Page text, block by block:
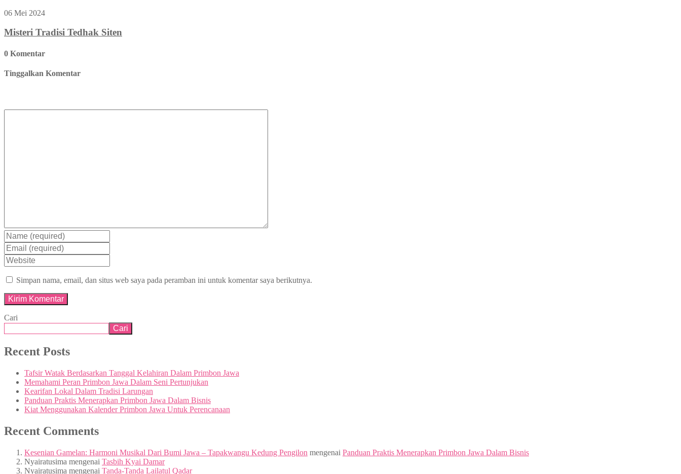
06 Mei 2024
Misteri Tradisi Tedhak Siten
0 Komentar
Tinggalkan Komentar
Simpan nama, email, dan situs web saya pada peramban ini untuk komentar saya berikutnya.
Cari
Cari
Recent Posts
Tafsir Watak Berdasarkan Tanggal Kelahiran Dalam Primbon Jawa
Memahami Peran Primbon Jawa Dalam Seni Pertunjukan
Kearifan Lokal Dalam Tradisi Larungan
Panduan Praktis Menerapkan Primbon Jawa Dalam Bisnis
Kiat Menggunakan Kalender Primbon Jawa Untuk Perencanaan
Recent Comments
Kesenian Gamelan: Harmoni Musikal Dari Bumi Jawa – Tapakwangu Kedung Pengilon mengenai Panduan Praktis Menerapkan Primbon Jawa Dalam Bisnis
Nyairatusima mengenai Tasbih Kyai Damar
Nyairatusima mengenai Tanda-Tanda Lailatul Qadar